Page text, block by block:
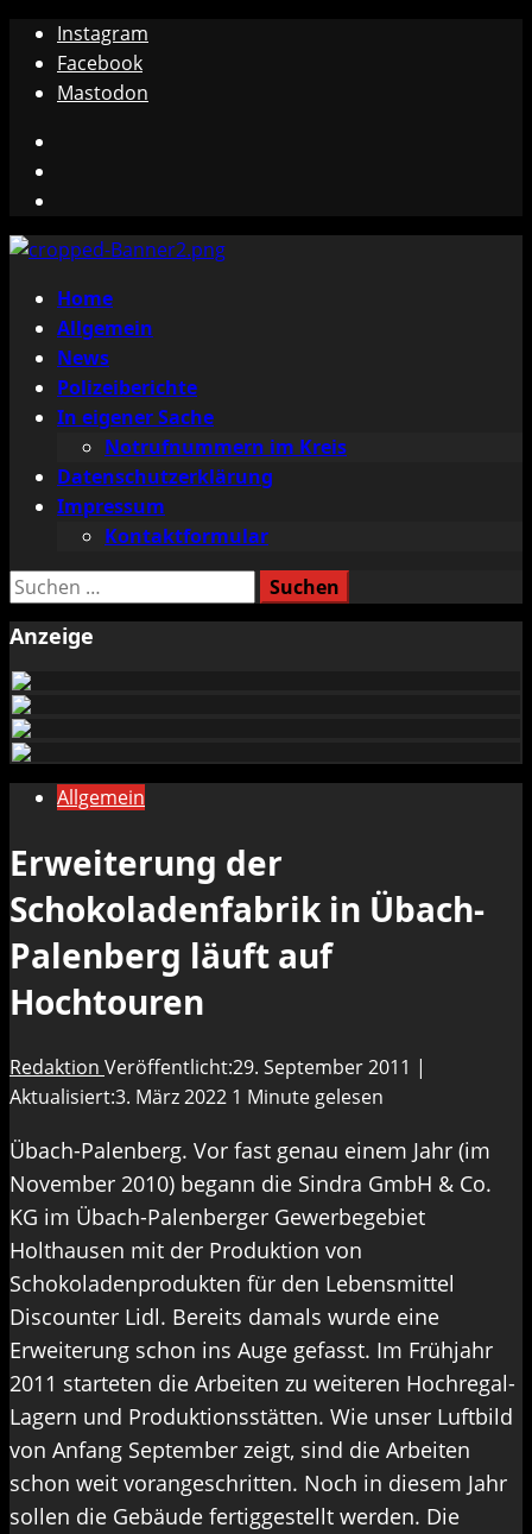
Zum
Inhalt
springen
Instagram
Facebook
Mastodon
Primäres
Menü
Home
Allgemein
News
Polizeiberichte
In eigener Sache
Notrufnummern im Kreis
Datenschutzerklärung
Impressum
Kontaktformular
Suchen
Anzeige
Allgemein
Erweiterung der
Schokoladenfabrik in Übach-
Palenberg läuft auf
Hochtouren
Redaktion Veröffentlicht:29. September 2011 |
Aktualisiert:3. März 2022 1 Minute gelesen
Übach-Palenberg. Vor fast genau einem Jahr (im
November 2010) begann die Sindra GmbH & Co.
KG im Übach-Palenberger Gewerbegebiet
Holthausen mit der Produktion von
Schokoladenprodukten für den Lebensmittel
Discounter Lidl. Bereits damals wurde eine
Erweiterung schon ins Auge gefasst. Im Frühjahr
2011 starteten die Arbeiten zu weiteren Hochregal-
Lagern und Produktionsstätten. Wie unser Luftbild
von Anfang September zeigt, sind die Arbeiten
schon weit vorangeschritten. Noch in diesem Jahr
sollen die Gebäude fertiggestellt werden. Die